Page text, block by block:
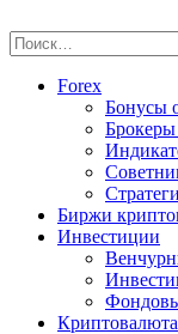
to
content
Найти:
Forex
Бонусы
Биржи
Инвестиции
Криптовалюта